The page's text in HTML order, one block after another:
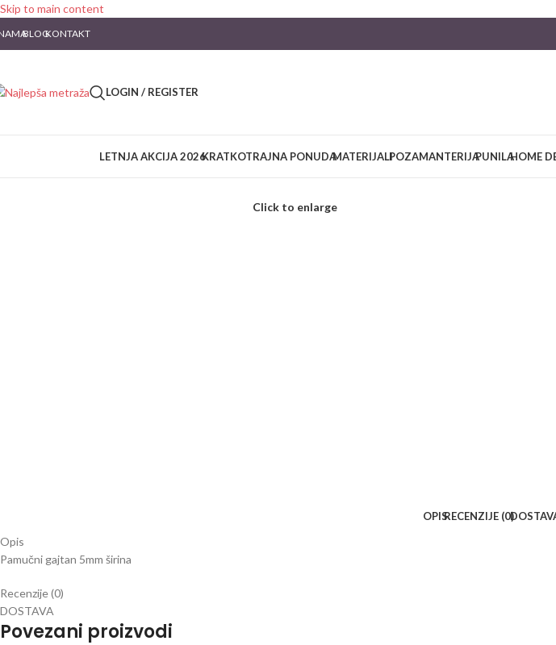
Skip to main content
BLOGKONTAKT
LOGIN / REGISTER
LETNJA AKCIJA 2026KRATKOTRAJNA PONUDAMATERIJALIPOZAMANTERIJAPUNILAHOME
Click to enlarge
OPISRECENZIJE (0)
Opis
Pamučni gajtan 5mm širina
Recenzije (0)
DOSTAVA
Povezani proizvodi